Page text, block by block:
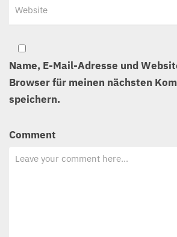
Name, E-Mail-Adresse und
Browser für meinen nächsten
speichern.
Comment